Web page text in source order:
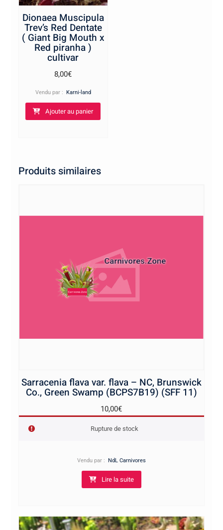
Dionaea Muscipula
Trev’s Red Dentate
( Giant Big Mouth x
Red piranha )
cultivar
8,00€
Vendu par : Karni-land
Ajouter au panier
Produits similaires
Sarracenia flava var. flava – NC, Brunswick
Co., Green Swamp (BCPS7B19) (SFF 11)
10,00€
Rupture de stock
Vendu par : NdL Carnivores
Lire la suite